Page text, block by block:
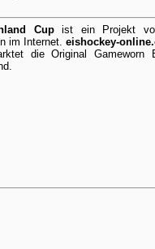
Cupist ein Projekt
im Internet. eishockey-
die Original Gameworn